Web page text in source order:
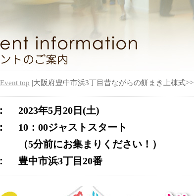
Event top |大阪府豊中市浜3丁目昔ながらの餅まき上棟式>>
2023年5月20日(土)
10：00ジャストスタート
（5分前にお集まりください！）
豊中市浜3丁目20番